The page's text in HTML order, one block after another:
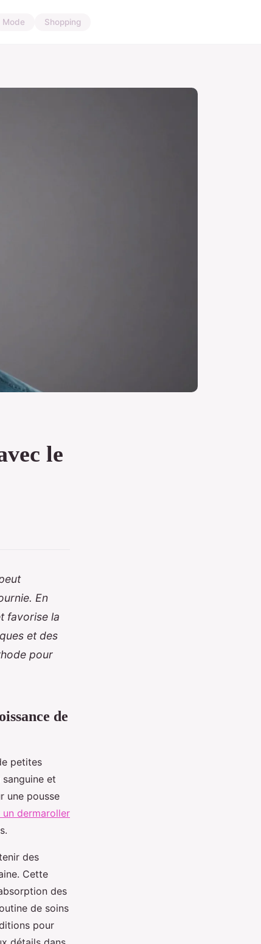
Mode Shopping
le
En
favorise la
et des
pour
de
petites
et
une pousse
un dermaroller
des
Cette
des
de soins
pour